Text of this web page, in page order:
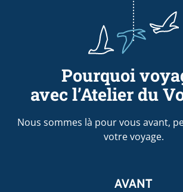
Pourquoi
avec l’Atelier du
Nous sommes là pour vous avant,
votre voyage.
AVANT